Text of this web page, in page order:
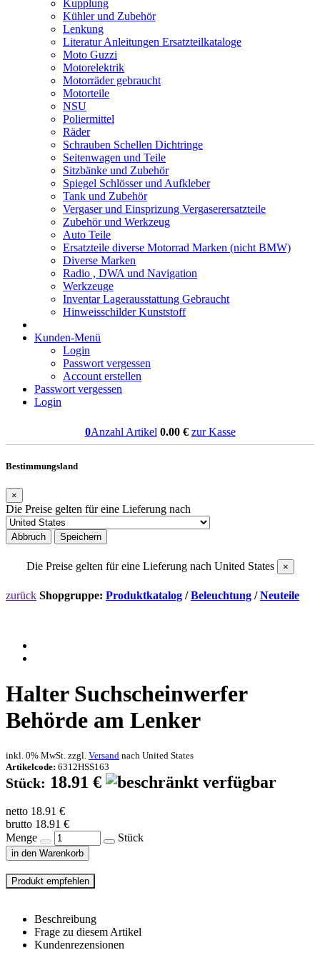
Kupplung
Kühler und Zubehör
Lenkung
Literatur Anleitungen Ersatzteilkataloge
Moto Guzzi
Motorelektrik
Motorräder gebraucht
Motorteile
NSU
Poliermittel
Räder
Schrauben Schellen Dichtringe
Seitenwagen und Teile
Sitzbänke und Zubehör
Spiegel Schlösser und Aufkleber
Tank und Zubehör
Vergaser und Einsprizung Vergaserersatzteile
Zubehör und Werkzeug
Auto Teile
Ersatzteile diverse Motorrad Marken (nicht BMW)
Diverse Marken
Radio , DWA und Navigation
Werkzeuge
Inventar Lagerausstattung Gebraucht
Hinweisschilder Kunststoff
Kunden-Menü
Login
Passwort vergessen
Account erstellen
Passwort vergessen
Login
0Anzahl Artikel 0.00€ zur Kasse
Bestimmungsland
×
Die Preise gelten für eine Lieferung nach
Abbruch Speichern
Die Preise gelten für eine Lieferung nach United States ×
zurück Shopgruppe: Produktkatalog /Beleuchtung /Neuteile
Halter Suchscheinwerfer
Behörde am Lenker
inkl. 0% MwSt. zzgl. Versand nach United States
Artikelcode: 6312HSS163
Stück: 18.91 €
netto 18.91 €
brutto 18.91 €
Menge
Stück
in den Warenkorb
Beschreibung
Frage zu diesem Artikel
Kundenrezensionen